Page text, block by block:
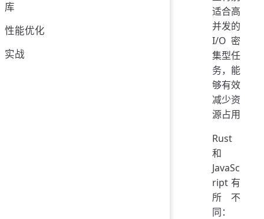
库
性能优化
实战
适合高
并发的
I/O 密
集型任
务，能
够有效
减少资
源占用
Rust
和
JavaSc
ript 有
所不
同：